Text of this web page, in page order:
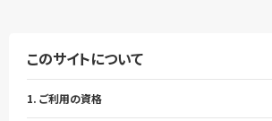
このサイトについて
1. ご利用の資格